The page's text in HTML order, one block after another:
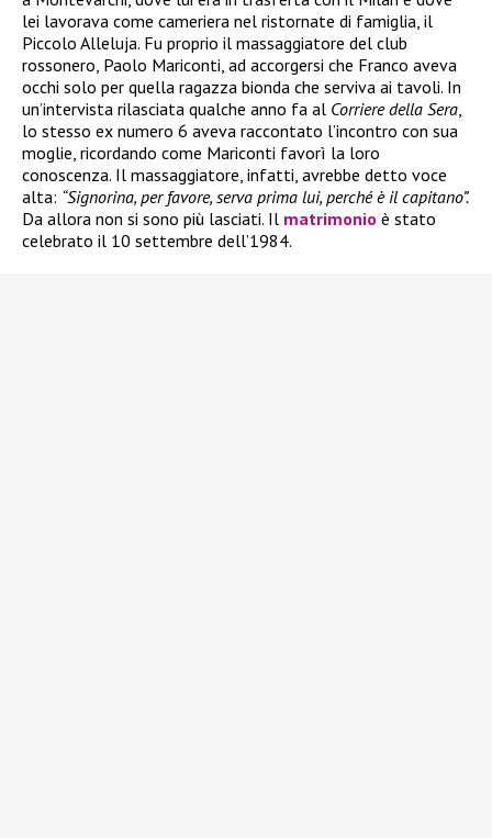
lei lavorava come cameriera nel ristornate di famiglia, il
Piccolo Alleluja. Fu proprio il massaggiatore del club
rossonero, Paolo Mariconti, ad accorgersi che Franco aveva
occhi solo per quella ragazza bionda che serviva ai tavoli. In
un’intervista rilasciata qualche anno fa al Corriere della Sera
lo stesso ex numero 6 aveva raccontato l’incontro con sua
moglie, ricordando come Mariconti favorì la loro
conoscenza. Il massaggiatore, infatti, avrebbe detto voce
alta: “Signorina, per favore, serva prima lui, perché è il capitano”.
Da allora non si sono più lasciati. Il matrimonio è stato
celebrato il 10 settembre dell’1984.